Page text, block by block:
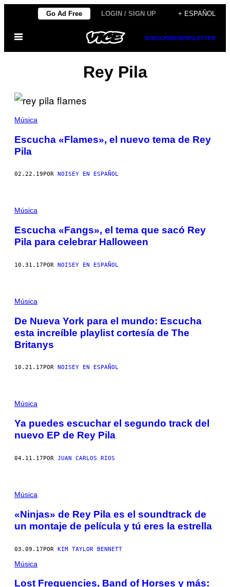
contenido
Go Ad Free LOGIN / SIGN UP + ESPAÑOL
Abrir
SUBSCRIBENEWSLETTER
Rey Pila
Música
Escucha «Flames», el nuevo tema de Rey
Pila
02.22.19 POR NOISEY EN ESPAÑOL
Música
Escucha «Fangs», el tema que sacó Rey
Pila para celebrar Halloween
10.31.17POR NOISEY EN ESPAÑOL
Música
De Nueva York para el mundo: Escucha
esta increíble playlist cortesía de The
Britanys
10.21.17 POR NOISEY EN ESPAÑOL
Música
Ya puedes escuchar el segundo track del
nuevo EP de Rey Pila
04.11.17POR JUAN CARLOS RIOS
Música
«Ninjas» de Rey Pila es el soundtrack de
un montaje de película y tú eres la estrella
03.09.17POR KIM TAYLOR BENNETT
Música
Lost Frequencies, Band of Horses y más: